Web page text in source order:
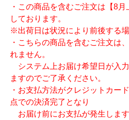
・この商品を含むご注文は【8
しております。
※出荷日は状況により前後する場
・こちらの商品を含むご注文は
れません。
システム上お届け希望日が入
ますのでご了承ください。
・お支払方法がクレジットカー
点での決済完了となり
お届け前にお支払が発生します